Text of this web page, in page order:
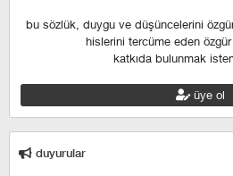
bu sözlük, duygu ve düşüncelerini
hislerini tercüme eden özgür
katkıda bulunmak
üye ol
duyurular